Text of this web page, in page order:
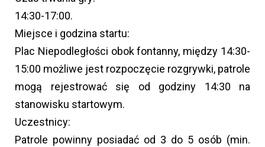
14:30-17:00.
Miejsce i godzina startu:
Plac Niepodległości obok fontanny, między 14:30-
15:00 możliwe jest rozpoczęcie rozgrywki, patrole
mogą rejestrować się od godziny 14:30 na
stanowisku startowym.
Uczestnicy:
Patrole powinny posiadać od 3 do 5 osób (min.